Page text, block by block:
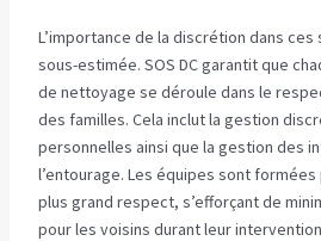
L’importance de la discrétion dans
sous-estimée. SOS DC garantit que
de nettoyage se déroule dans le
des familles. Cela inclut la gestion
personnelles ainsi que la gestion des
l’entourage. Les équipes sont
plus grand respect, s’efforçant de
pour les voisins durant leur